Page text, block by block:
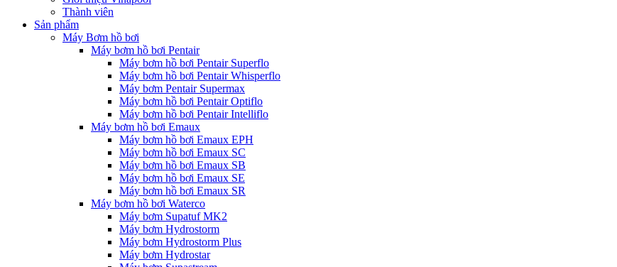
Thành viên
Sản phẩm
Máy Bơm hồ bơi
Máy bơm hồ bơi Pentair
Máy bơm hồ bơi Pentair Superflo
Máy bơm hồ bơi Pentair Whisperflo
Máy bơm Pentair Supermax
Máy bơm hồ bơi Pentair Optiflo
Máy bơm hồ bơi Pentair Intelliflo
Máy bơm hồ bơi Emaux
Máy bơm hồ bơi Emaux EPH
Máy bơm hồ bơi Emaux SC
Máy bơm hồ bơi Emaux SB
Máy bơm hồ bơi Emaux SE
Máy bơm hồ bơi Emaux SR
Máy bơm hồ bơi Waterco
Máy bơm Supatuf MK2
Máy bơm Hydrostorm
Máy bơm Hydrostorm Plus
Máy bơm Hydrostar